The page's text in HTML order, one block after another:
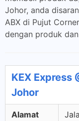
Johor, anda
ABX di Pujut
dengan produk
KEX Express
Johor
Alamat